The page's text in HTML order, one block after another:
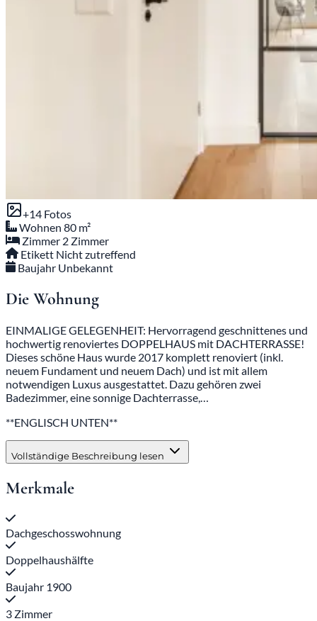
+14 Fotos
Wohnen 80 m²
Zimmer 2 Zimmer
Etikett Nicht zutreffend
Baujahr Unbekannt
Die Wohnung
EINMALIGE GELEGENHEIT: Hervorragend geschnittenes und
hochwertig renoviertes DOPPELHAUS mit DACHTERRASSE!
Dieses schöne Haus wurde 2017 komplett renoviert (inkl.
neuem Fundament und neuem Dach) und ist mit allem
notwendigen Luxus ausgestattet. Dazu gehören zwei
Badezimmer, eine sonnige Dachterrasse,…
**ENGLISCH UNTEN**
Vollständige Beschreibung lesen
Merkmale
Dachgeschosswohnung
Doppelhaushälfte
Baujahr 1900
3 Zimmer